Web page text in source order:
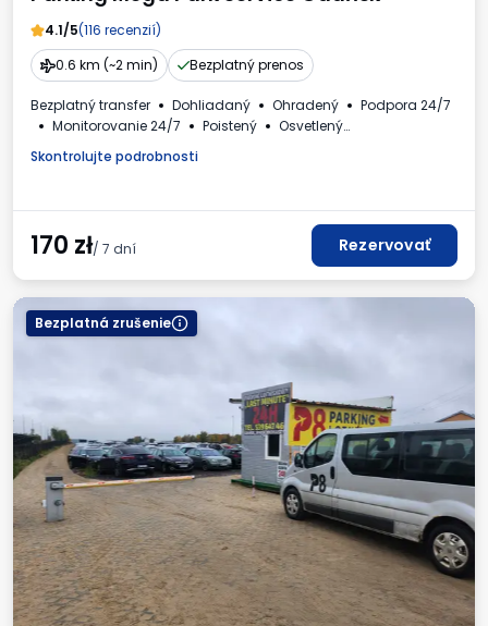
4.1/5(116 recenzií)
0.6 km (~2 min)
Bezplatný prenos
Bezplatný transfer Dohliadaný Ohradený
Podpora 24/7
Monitorovanie 24/7
Poistený
Osvetlený
Faktúra DPH
Skontrolujte podrobnosti
170 zł/ 7 dní Rezervovať
Bezplatná zrušenie